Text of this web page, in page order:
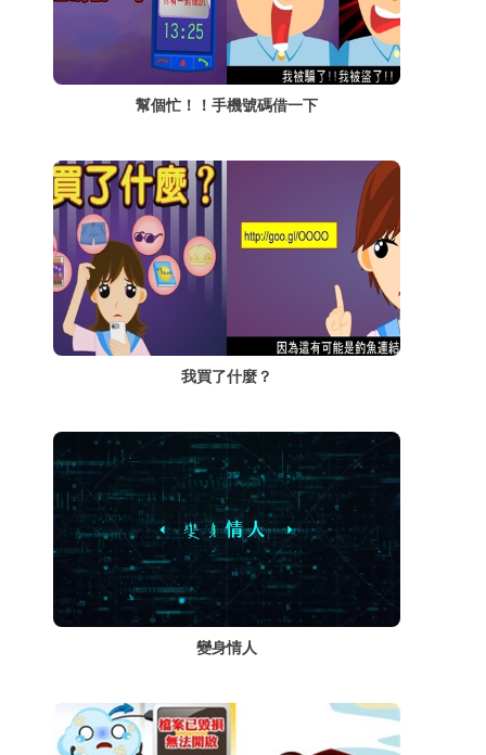
幫個忙！！手機號碼借一下
我買了什麼？
變身情人